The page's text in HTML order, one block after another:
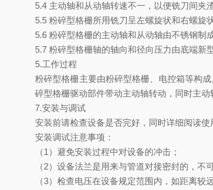
5.4 主动轴和从动轴转速不一，以便铣刀间夹
5.5 粉碎型格栅所用铣刀呈左螺旋状和右螺旋
5.6 粉碎型格栅的主动轴和从动轴由不锈钢制
5.7 粉碎型格栅轴的轴向和径向压力由底端新
5.工作过程
粉碎型格栅主要由粉碎型格栅、电控箱等构
碎型格栅驱动部件带动主动轴转动，同时主
7.安装与调试
安装前请检查设备是否完好，同时详细阅读
安装调试注意事项：
（1）避免安装过程中对设备的冲击；
（2）设备法兰是用来与管道对接密封的，不
（3）检查电压在设备规定范围内，如距离较